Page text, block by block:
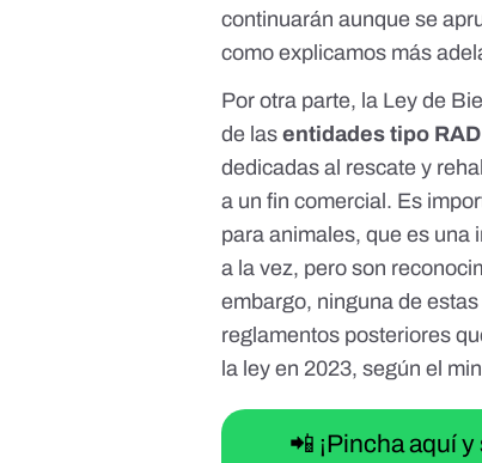
continuarán aunque se
como explicamos más
Por otra parte, la Ley de
de lasentidades tipo RAD
dedicadas al rescate y
a un fin comercial. Es
para animales, que es una
a la vez, pero son
embargo, ninguna de
reglamentos posteriores
la ley en 2023, según el
📲 ¡Pincha aquí